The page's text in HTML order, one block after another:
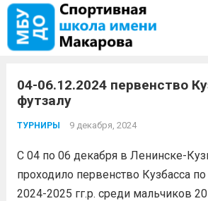
04-06.12.2024 первенство
футзалу
ТУРНИРЫ 9 декабря, 2024
С 04 по 06 декабря в Ленинске-
проходило первенство Кузбасса
2024-2025 гг.р. среди мальчиков